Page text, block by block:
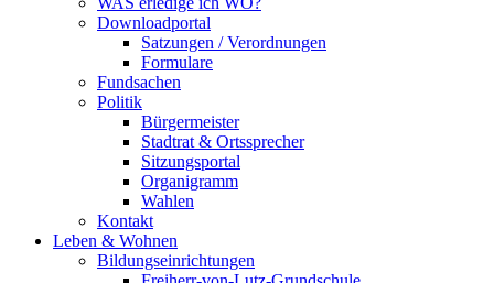
Downloadportal
Satzungen / Verordnungen
Formulare
Fundsachen
Politik
Bürgermeister
Stadtrat & Ortssprecher
Sitzungsportal
Organigramm
Wahlen
Kontakt
Leben & Wohnen
Bildungseinrichtungen